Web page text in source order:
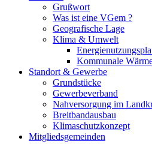
Grußwort
Was ist eine VGem ?
Geografische Lage
Klima & Umwelt
Kommunale
Standort & Gewerbe
Grundstücke
Gewerbeverband
Nahversorgung im
Breitbandausbau
Klimaschutzkonzept
Mitgliedsgemeinden